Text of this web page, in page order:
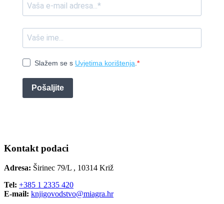
Slažem se s Uvjetima korištenja
Pošaljite
Kontakt podaci
Adresa: Širinec 79/L , 10314 Križ
Tel: +385 1 2335 420
E-mail: knjigovodstvo@miagra.hr